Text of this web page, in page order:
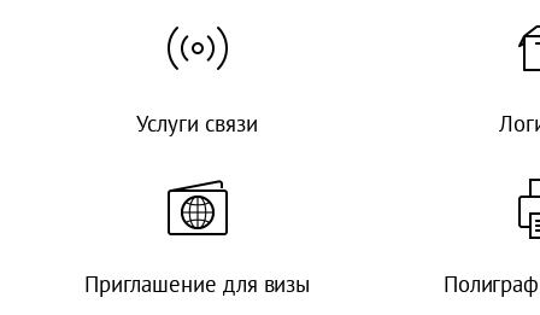
Услуги связи
Приглашение для визы